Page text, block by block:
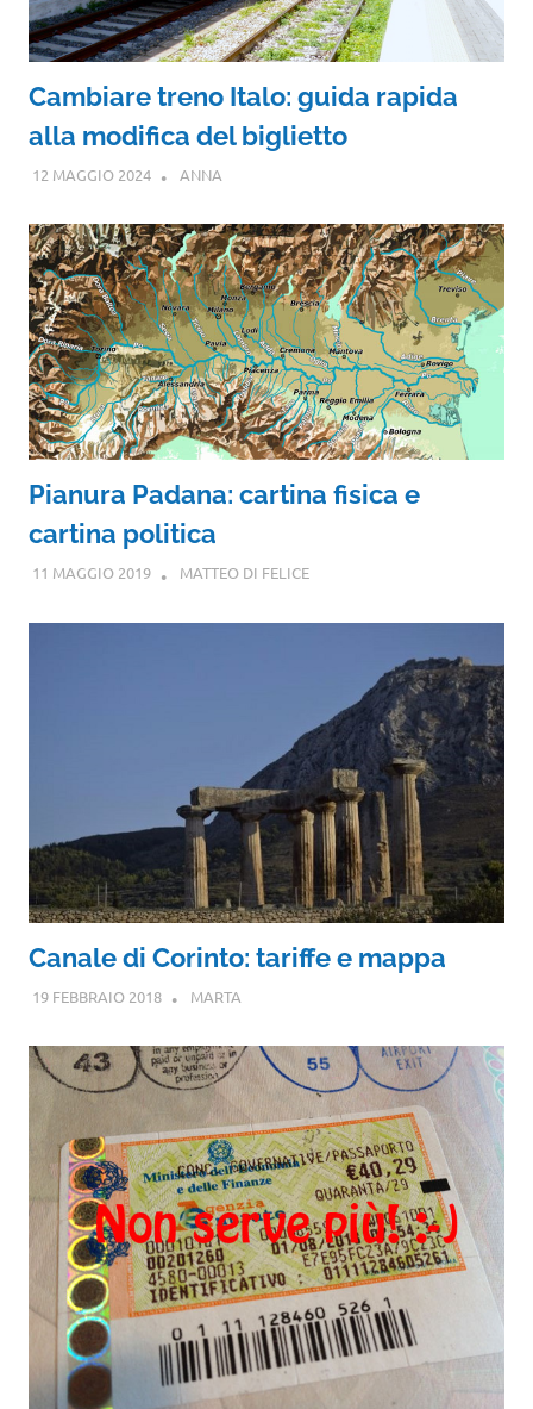
Cambiare treno Italo: guida rapida
alla modifica del biglietto
12 MAGGIO 2024 ANNA
Pianura Padana: cartina fisica e
cartina politica
11 MAGGIO 2019 MATTEO DI FELICE
Canale di Corinto: tariffe e mappa
19 FEBBRAIO 2018 MARTA